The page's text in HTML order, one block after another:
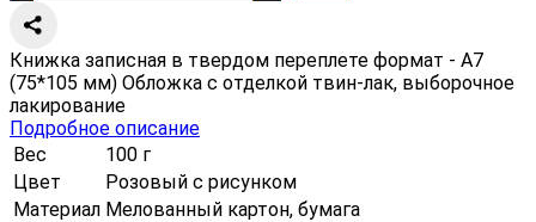
Книжка записная в твердом переплете формат - А7
(75*105 мм) Обложка с отделкой твин-лак, выборочное
лакирование
Подробное описание
Вес
100 г
Цвет
Розовый с рисунком
Материал Мелованный картон, бумага